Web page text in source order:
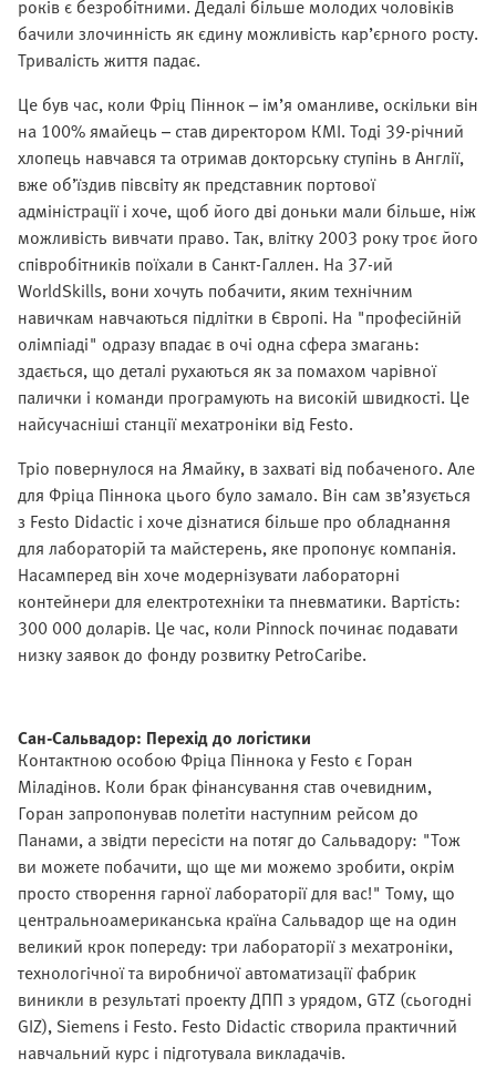
років є безробітними. Дедалі більше молодих чоловіків
бачили злочинність як єдину можливість кар’єрного росту.
Тривалість життя падає.
Це був час, коли Фріц Піннок – ім’я оманливе, оскільки він
на 100% ямайець – став директором КMI. Тоді 39-річний
хлопець навчався та отримав докторську ступінь в Англії,
вже об’їздив півсвіту як представник портової
адміністрації і хоче, щоб його дві доньки мали більше, ніж
можливість вивчати право. Так, влітку 2003 року троє його
співробітників поїхали в Санкт-Галлен. На 37-ий
WorldSkills, вони хочуть побачити, яким технічним
навичкам навчаються підлітки в Європі. На "професійній
олімпіаді" одразу впадає в очі одна сфера змагань:
здається, що деталі рухаються як за помахом чарівної
палички і команди програмують на високій швидкості. Це
найсучасніші станції мехатроніки від Festo.
Тріо повернулося на Ямайку, в захваті від побаченого. Але
для Фріца Піннока цього було замало. Він сам зв’язується
з Festo Didactic і хоче дізнатися більше про обладнання
для лабораторій та майстерень, яке пропонує компанія.
Насамперед він хоче модернізувати лабораторні
контейнери для електротехніки та пневматики. Вартість:
300 000 доларів. Це час, коли Pinnock починає подавати
низку заявок до фонду розвитку PetroCaribe.
Сан-Сальвадор: Перехід до логістики
Контактною особою Фріца Піннока у Festo є Горан
Міладінов. Коли брак фінансування став очевидним,
Горан запропонував полетіти наступним рейсом до
Панами, а звідти пересісти на потяг до Сальвадору: "Тож
ви можете побачити, що ще ми можемо зробити, окрім
просто створення гарної лабораторії для вас!" Тому, що
центральноамериканська країна Сальвадор ще на один
великий крок попереду: три лабораторії з мехатроніки,
технологічної та виробничої автоматизації фабрик
виникли в результаті проекту ДПП з урядом, GTZ (сьогодні
GIZ), Siemens і Festo. Festo Didactic створила практичний
навчальний курс і підготувала викладачів.